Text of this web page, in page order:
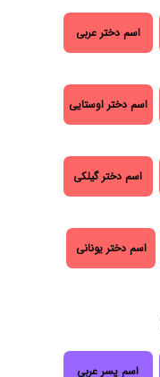
اسم دختر عربی
اسم دختر اوستایی
اسم دختر گیلکی
اسم دختر یونانی
اسم پسر عربی